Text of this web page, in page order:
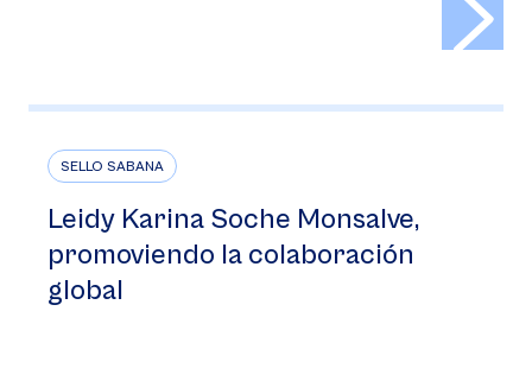
SELLO SABANA
Leidy Karina Soche Monsalve,
promoviendo la colaboración
global